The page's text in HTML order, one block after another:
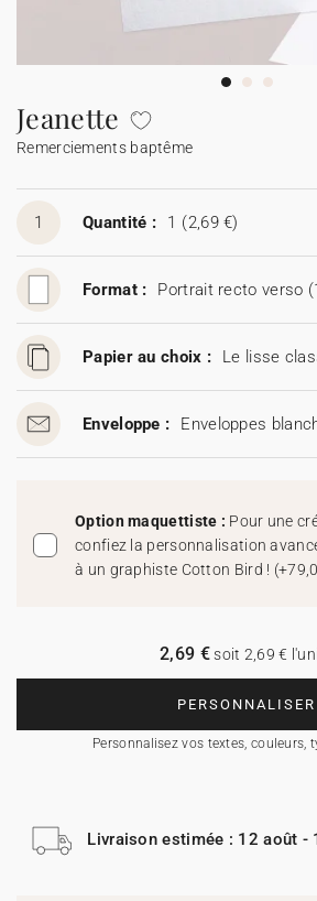
Guirlande à fanions
Étiquette feu de Bengale
Idées de textes
Collaborations
Cotton Bird x Main sauvage
Collaboration Cotton Bird x Bonton
Toutes les cartes de vœux
Toutes les cartes digitales
Toutes les cartes cadeau
Codes promo
Fêtes & Occasions
Jeanette
Remerciements baptême
1 Quantité : 1 (2,69 €)
Format :
Papier au choix :
Enveloppe : Enveloppes
Option maquettiste : Pour une
confiez la personnalisation
à un graphiste Cotton Bird ! (
PERSONNALISER
Personnalisez vos textes, couleurs,
2,69 €soit 2,69 €
Livraison estimée : 12 août -